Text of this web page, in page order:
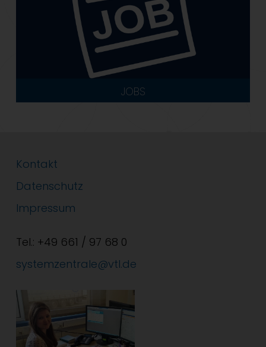
JOBS
Kontakt
Datenschutz
Impressum
Tel.: +49 661 / 97 68 0
systemzentrale@vtl.de